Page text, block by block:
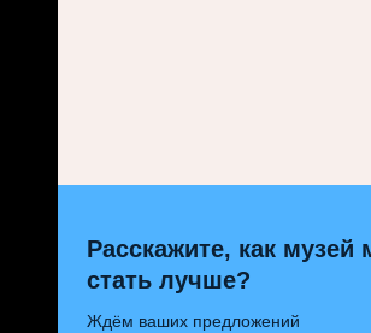
Расскажите, как музей
стать лучше?
Ждём ваших предложений